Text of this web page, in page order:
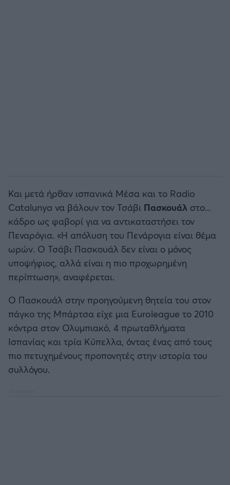
Παρί Σεν Ζερμέν
Και μετά ήρθαν ισπανικά Μέσα και το Radio
Catalunya να βάλουν τον Τσάβι Πασκουάλ στο...
κάδρο ως φαβορί για να αντικαταστήσει τον
Πεναρόγια. «Η απόλυση του Πενάρογια είναι θέμα
ωρών. Ο Τσάβι Πασκουάλ δεν είναι ο μόνος
υποψήφιος, αλλά είναι η πιο προχωρημένη
περίπτωση», αναφέρεται.
Ο Πασκουάλ στην προηγούμενη θητεία του στον
πάγκο της Μπάρτσα είχε μια Euroleague το 2010
κόντρα στον Ολυμπιακό, 4 πρωταθλήματα
Ισπανίας και τρία Κύπελλα, όντας ένας από τους
πιο πετυχημένους προπονητές στην ιστορία του
συλλόγου.